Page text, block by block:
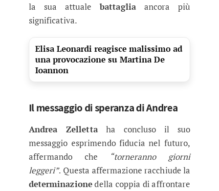
la sua attualebattagliaancora più
significativa.
Elisa Leonardi reagisce malissimo ad
una provocazione su Martina De
Ioannon
Il messaggio di speranza di Andrea
Andrea Zellettaha concluso il suo
messaggio esprimendo fiducia nel futuro,
affermando che
“torneranno giorni
leggeri”. Questa affermazione racchiude la
determinazionedella coppia di affrontare